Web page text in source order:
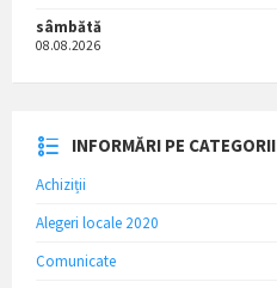
sâmbătă
08.08.2026
INFORMĂRI PE CATEGORII
Achiziții
Alegeri locale 2020
Comunicate